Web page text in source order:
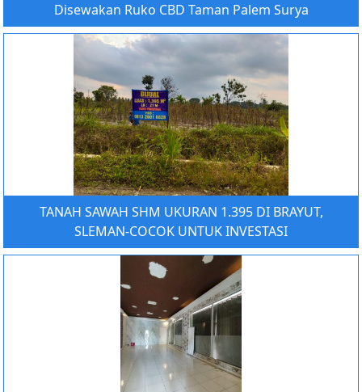
Disewakan Ruko CBD Taman Palem Surya
TANAH SAWAH SHM UKURAN 1.395 DI BRAYUT,
SLEMAN-COCOK UNTUK INVESTASI